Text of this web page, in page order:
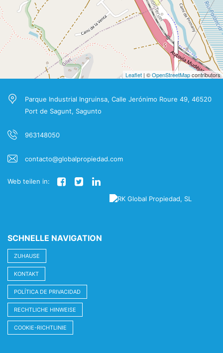
Leaflet | ©OpenStreetMapcontributors
Parque Industrial Ingruinsa, Calle Jerónimo Roure 49, 46520
Port de Sagunt, Sagunto
963148050
contacto@globalpropiedad.com
Web teilen in:
SCHNELLE NAVIGATION
ZUHAUSE
KONTAKT
POLÍTICA DE PRIVACIDAD
RECHTLICHE HINWEISE
COOKIE-RICHTLINIE